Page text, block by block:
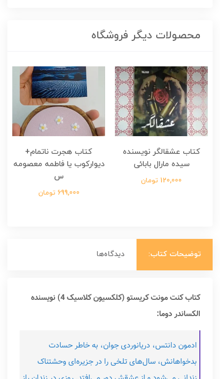
محصولات دیگر فروشگاه
کتاب عشقالگر نویسنده
سیده مارال بابائی
120,000 تومان
کتاب هجرت ناتمام+
دیوارکوب یا فاطمه معصومه
س
699,000 تومان
توضیحات کتاب: دیدگاه‌ها
کتاب کنت مونت کریستو (کلکسیون کلاسیک 4) نویسنده
الکساندر دوما:
ادمون دانتس، دریانوردی جوان، به خاطر حسادت
بدخواهانش، سال‌های تلخی را در جزیره‌ای وحشتناک